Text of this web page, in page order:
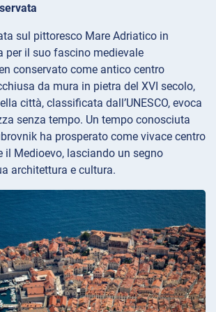
sul pittoresco Mare Adriatico in
per il suo fascino medievale
conservato come antico centro
da mura in pietra del XVI secolo,
città, classificata dall’UNESCO, evoca
senza tempo. Un tempo conosciuta
ha prosperato come vivace centro
il Medioevo, lasciando un segno
architettura e cultura.